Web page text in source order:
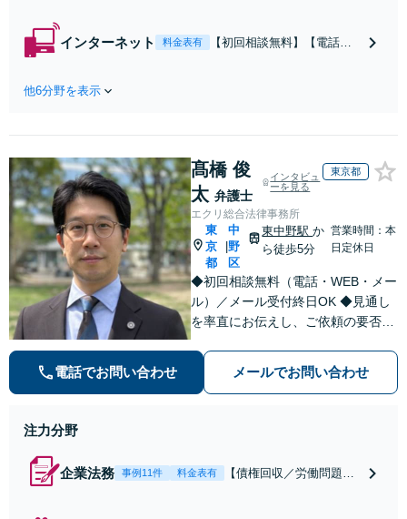
【池袋・東池袋2
らゆるトラブルを
解決へ！どんな相
手であっても毅然
と対応します。お
まかせください。
インターネット 料金表有
【初回相談無料】【電話相
中傷の削除等、拡散防止に
応します！即日対応可能。
まずはご連絡ください。
他6分野を表示
髙橋 俊
太 弁護士
インタビュ
ーを見る
東京都
エクリ総合法律事務所
東
京
都
中
野
区
東中野駅か
ら徒歩5分
営業時間：本
日定休日
◆初回相談無料（電話・WEB・メー
ル）／メール受付終日OK ◆見通し
を率直にお伝えし、ご依頼の要否も
解決まで弁護士本人が一貫してスピ
ーディーに対応いたします。 ◆累計
電話でお問い合わせ メールでお問い合わせ
注力分野
企業法務 事例11件 料金表有
【債権回収／労働問題／